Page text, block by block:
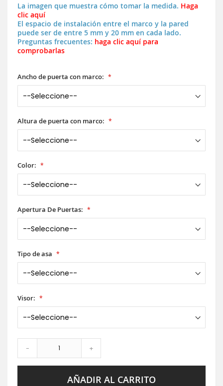
La imagen que muestra cómo tomar la medida. Haga
clic aquí
El espacio de instalación entre el marco y la pared
puede ser de entre 5 mm y 20 mm en cada lado.
Preguntas frecuentes: haga clic aquí para
comprobarlas
Ancho de puerta con marco:
Altura de puerta con marco:
Color:
Apertura De Puertas:
Tipo de asa
Visor:
- +
AÑADIR AL CARRITO